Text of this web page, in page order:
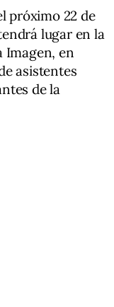
próximo 22 de
lugar en la
Imagen, en
asistentes
de la